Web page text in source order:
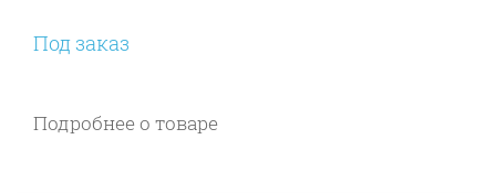
Под заказ
Подробнее о товаре